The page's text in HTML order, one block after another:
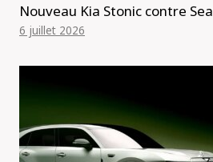
Nouveau Kia Stonic contre
6 juillet 2026